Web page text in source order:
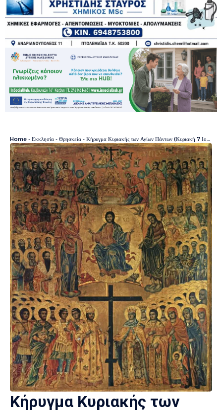
Home - Εκκλησία - Θρησκεία - Κήρυγμα Κυριακής των Αγίων Πάντων (Κυριακή 7 Ιουνίου 2026)
Κήρυγμα Κυριακής των